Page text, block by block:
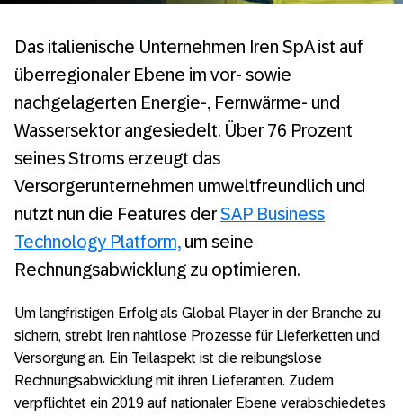
Das italienische Unternehmen Iren SpA ist auf
überregionaler Ebene im vor- sowie
nachgelagerten Energie-, Fernwärme- und
Wassersektor angesiedelt. Über 76 Prozent
seines Stroms erzeugt das
Versorgerunternehmen umweltfreundlich und
nutzt nun die Features derSAP Business
Technology Platform, um seine
Rechnungsabwicklung zu optimieren.
Um langfristigen Erfolg als Global Player in der Branche zu
sichern, strebt Iren nahtlose Prozesse für Lieferketten und
Versorgung an. Ein Teilaspekt ist die reibungslose
Rechnungsabwicklung mit ihren Lieferanten. Zudem
verpflichtet ein 2019 auf nationaler Ebene verabschiedetes